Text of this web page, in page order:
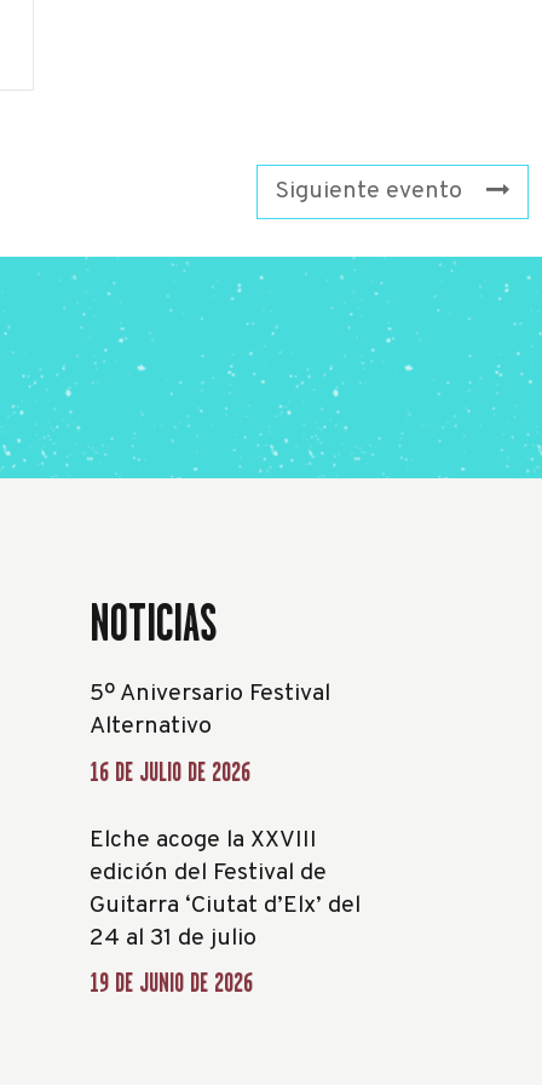
Siguiente evento
NOTICIAS
5º Aniversario Festival
Alternativo
16 DE JULIO DE 2026
Elche acoge la XXVIII
edición del Festival de
Guitarra ‘Ciutat d’Elx’ del
24 al 31 de julio
19 DE JUNIO DE 2026